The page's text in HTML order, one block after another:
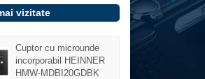
vizitate
Cuptor cu microunde
incorporabil HEINNER
HMW-MDBI20GDBK